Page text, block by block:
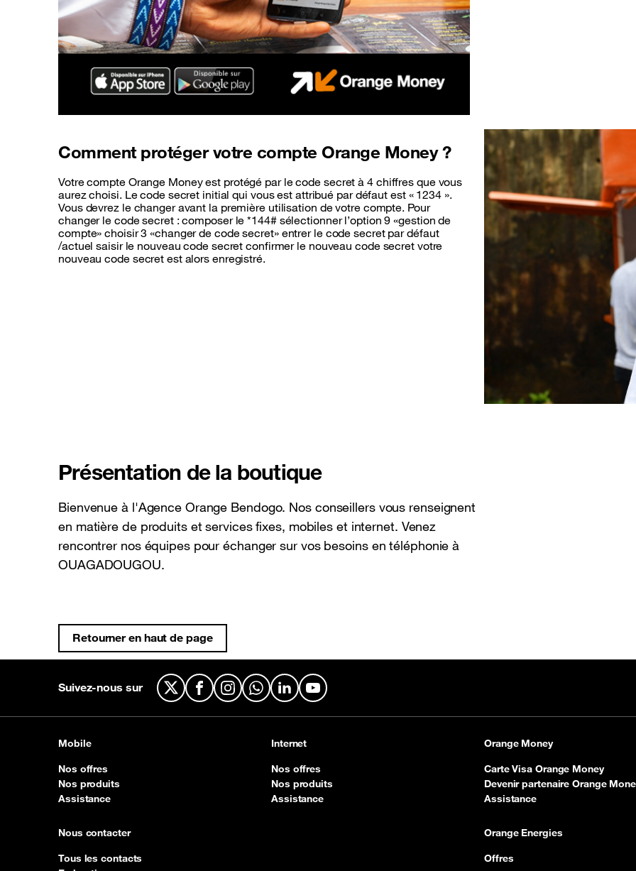
Comment protéger votre compte Orange Money ?
Votre compte Orange Money est protégé par le code secret à 4 chiffres que vous
aurez choisi. Le code secret initial qui vous est attribué par défaut est « 1234 ».
Vous devrez le changer avant la première utilisation de votre compte. Pour
changer le code secret : composer le *144# sélectionner l’option 9 «gestion de
compte» choisir 3 «changer de code secret» entrer le code secret par défaut
/actuel saisir le nouveau code secret confirmer le nouveau code secret votre
nouveau code secret est alors enregistré.
Présentation de la boutique
Bienvenue à l'Agence Orange Bendogo. Nos conseillers vous renseignent
en matière de produits et services fixes, mobiles et internet. Venez
rencontrer nos équipes pour échanger sur vos besoins en téléphonie à
OUAGADOUGOU.
Retourner en haut de page
Suivez-nous sur X FacebookInstagramWhatsApp
LinkedInYouTube
Mobile
Nos offres
Nos produits
Assistance
Nous contacter
Tous les contacts
Internet
Nos offres
Nos produits
Assistance
Orange Money
Carte Visa Orange Money
Devenir partenaire Orange
Assistance
Orange Energies
Offres